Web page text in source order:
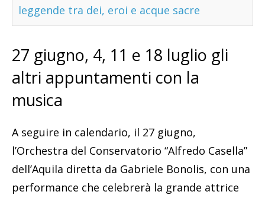
leggende tra dei, eroi e acque sacre
27 giugno, 4, 11 e 18 luglio gli
altri appuntamenti con la
musica
A seguire in calendario, il 27 giugno,
l’Orchestra del Conservatorio “Alfredo Casella”
dell’Aquila diretta da Gabriele Bonolis, con una
performance che celebrerà la grande attrice